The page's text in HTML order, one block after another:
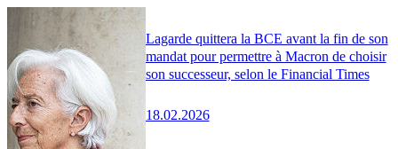
Lagarde quittera la BCE avant la fin de son
mandat pour permettre à Macron de choisir
son successeur, selon le Financial Times
18.02.2026